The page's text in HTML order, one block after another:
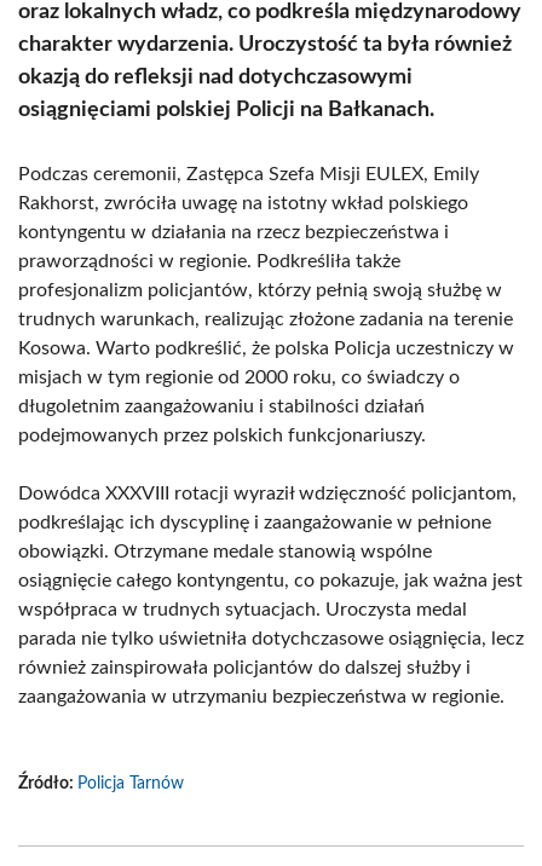
oraz lokalnych władz, co podkreśla międzynarodowy
charakter wydarzenia. Uroczystość ta była również
okazją do refleksji nad dotychczasowymi
osiągnięciami polskiej Policji na Bałkanach.
Podczas ceremonii, Zastępca Szefa Misji EULEX, Emily
Rakhorst, zwróciła uwagę na istotny wkład polskiego
kontyngentu w działania na rzecz bezpieczeństwa i
praworządności w regionie. Podkreśliła także
profesjonalizm policjantów, którzy pełnią swoją służbę w
trudnych warunkach, realizując złożone zadania na terenie
Kosowa. Warto podkreślić, że polska Policja uczestniczy w
misjach w tym regionie od 2000 roku, co świadczy o
długoletnim zaangażowaniu i stabilności działań
podejmowanych przez polskich funkcjonariuszy.
Dowódca XXXVIII rotacji wyraził wdzięczność policjantom,
podkreślając ich dyscyplinę i zaangażowanie w pełnione
obowiązki. Otrzymane medale stanowią wspólne
osiągnięcie całego kontyngentu, co pokazuje, jak ważna jest
współpraca w trudnych sytuacjach. Uroczysta medal
parada nie tylko uświetniła dotychczasowe osiągnięcia, lecz
również zainspirowała policjantów do dalszej służby i
zaangażowania w utrzymaniu bezpieczeństwa w regionie.
Źródło: Policja Tarnów